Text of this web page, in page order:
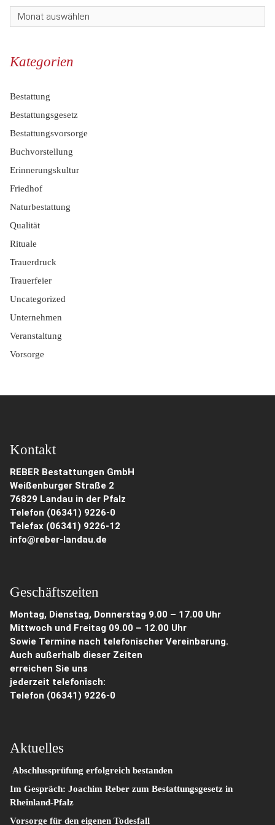
Kategorien
Bestattung
Bestattungsgesetz
Bestattungsvorsorge
Buchvorstellung
Erinnerungskultur
Friedhof
Naturbestattung
Qualität
Rituale
Trauerdruck
Trauerfeier
Uncategorized
Unternehmen
Veranstaltung
Vorsorge
Kontakt
REBER Bestattungen GmbH
Weißenburger Straße 2
76829 Landau in der Pfalz
Telefon (06341) 9226-0
Telefax (06341) 9226-12
info@reber-landau.de
Geschäftszeiten
Montag, Dienstag, Donnerstag 9.00 – 17.00 Uhr
Mittwoch und Freitag 09.00 – 12.00 Uhr
Sowie Termine nach telefonischer Vereinbarung.
Auch außerhalb dieser Zeiten
erreichen Sie uns
jederzeit telefonisch:
Telefon (06341) 9226-0
Aktuelles
Abschlussprüfung erfolgreich bestanden
Im Gespräch: Joachim Reber zum Bestattungsgesetz in
Rheinland-Pfalz
Vorsorge für den eigenen Todesfall